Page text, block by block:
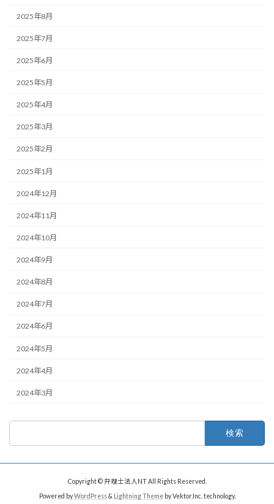
2025年8月
2025年7月
2025年6月
2025年5月
2025年4月
2025年3月
2025年2月
2025年1月
2024年12月
2024年11月
2024年10月
2024年9月
2024年8月
2024年7月
2024年6月
2024年5月
2024年4月
2024年3月
Copyright © 弁理士法人NT All Rights Reserved.
Powered byWordPress& Lightning Themeby Vektor,Inc. technology.